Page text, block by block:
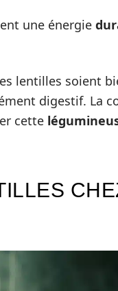
une énergie
lentilles soient
digestif. La
cette